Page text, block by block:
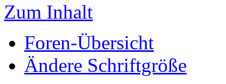
Zum Inhalt
Foren-Übersicht
Ändere Schriftgröße